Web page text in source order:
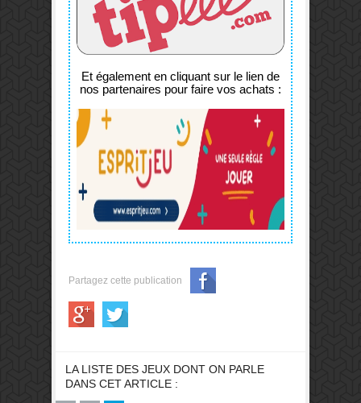
Et également en cliquant sur le lien de
nos partenaires pour faire vos achats :
Partagez cette publication
LA LISTE DES JEUX DONT ON PARLE
DANS CET ARTICLE :